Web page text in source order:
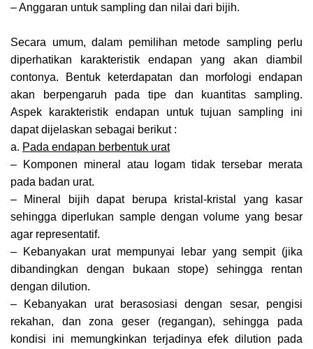
– Anggaran untuk sampling dan nilai dari bijih.
Secara umum, dalam pemilihan metode sampling perlu
diperhatikan karakteristik endapan yang akan diambil
contonya. Bentuk keterdapatan dan morfologi endapan
akan berpengaruh pada tipe dan kuantitas sampling.
Aspek karakteristik endapan untuk tujuan sampling ini
dapat dijelaskan sebagai berikut :
a. Pada endapan berbentuk urat
– Komponen mineral atau logam tidak tersebar merata
pada badan urat.
– Mineral bijih dapat berupa kristal-kristal yang kasar
sehingga diperlukan sample dengan volume yang besar
agar representatif.
– Kebanyakan urat mempunyai lebar yang sempit (jika
dibandingkan dengan bukaan stope) sehingga rentan
dengan dilution.
– Kebanyakan urat berasosiasi dengan sesar, pengisi
rekahan, dan zona geser (regangan), sehingga pada
kondisi ini memungkinkan terjadinya efek dilution pada